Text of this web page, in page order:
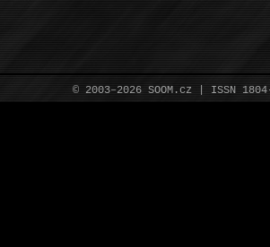
© 2003–2026 SOOM.cz | ISSN